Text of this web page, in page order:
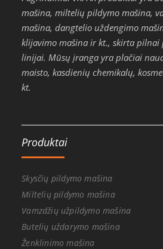
mašina, miltelių pildymo mašina,
mašina, dangtelio uždengimo
klijavimo mašina ir kt., skirta pilnai
linijai. Mūsų įranga yra plačiai
maisto, kasdienių chemikalų,
kt.
Produktai
Skysčių pildymo mašina
Miltelių pildymo mašina
Vamzdžių užpildymo mašina
Butelių uždarymo mašina
Ženklinimo mašina